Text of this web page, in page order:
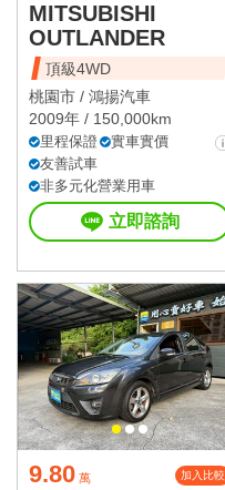
MITSUBISHI
OUTLANDER
頂級4WD
桃園市 / 鴻揚汽車
2009年 / 150,000km
里程保證
實車實價
友善試車
非多元化營業用車
立即諮詢
9.80 萬 加入比較